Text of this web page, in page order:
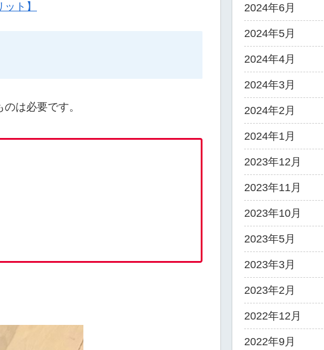
ト】
は必要です。
2024年6月
2024年5月
2024年4月
2024年3月
2024年2月
2024年1月
2023年12月
2023年11月
2023年10月
2023年5月
2023年3月
2023年2月
2022年12月
2022年9月